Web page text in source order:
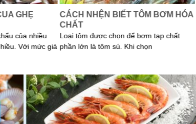
GHẸ
của nhiều
Với mức giá
CÁCH NHỆN BIẾT TÔM BƠM HÓA
CHẤT
Loại tôm được chọn để bơm tạp chất
phần lớn là tôm sú. Khi chọn